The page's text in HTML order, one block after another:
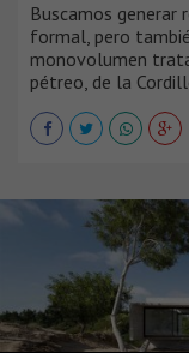
Buscamos generar
formal, pero
monovolumen
pétreo, de la